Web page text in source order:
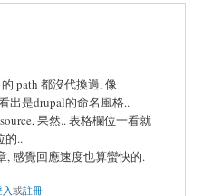
path 都沒代換過, 像
出是drupal的命名風格..
果然.. 表格欄位一看就
的..
, 感覺回應速度也算蠻快的.
或註冊